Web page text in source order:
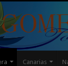
Canarias